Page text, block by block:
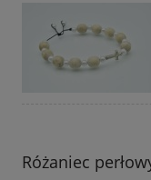
Różaniec